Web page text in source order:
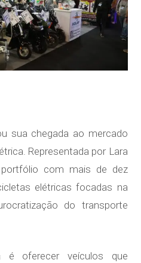
sua chegada ao mercado
Representada por Lara
com mais de dez
elétricas focadas na
do transporte
é oferecer veículos que